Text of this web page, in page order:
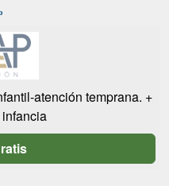
atención temprana. +